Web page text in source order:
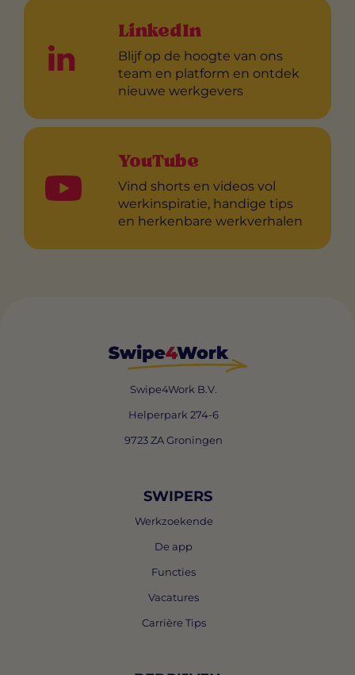
LinkedIn
Blijf op de hoogte van ons
team en platform en ontdek
nieuwe werkgevers
YouTube
Vind shorts en videos vol
werkinspiratie, handige tips
en herkenbare werkverhalen
Swipe4Work B.V.
Helperpark 274-6
9723 ZA Groningen
SWIPERS
Werkzoekende
De app
Functies
Vacatures
Carrière Tips